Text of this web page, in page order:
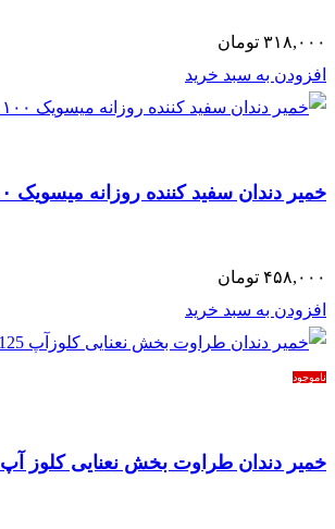
۳۱۸,۰۰۰ تومان
افزودن به سبد خرید
خمیر دندان سفید کننده روزانه میسویک ۱۰۰ میلی لیتر
۴۵۸,۰۰۰ تومان
افزودن به سبد خرید
ناموجود
خمیر دندان طراوت بخش نعنایی کلوز آپ 125 گرم